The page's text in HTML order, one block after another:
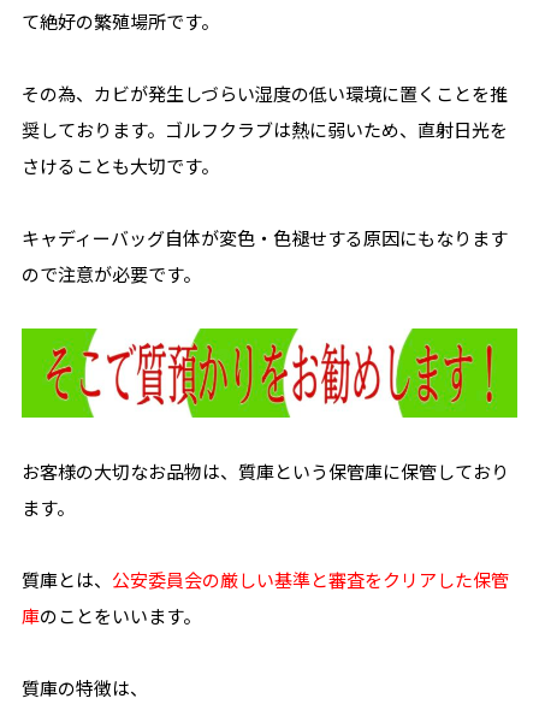
て絶好の繁殖場所です。
その為、カビが発生しづらい湿度の低い環境に置くことを推
奨しております。ゴルフクラブは熱に弱いため、直射日光を
さけることも大切です。
キャディーバッグ自体が変色・色褪せする原因にもなります
ので注意が必要です。
お客様の大切なお品物は、質庫という保管庫に保管しており
ます。
質庫とは、 公安委員会の厳しい基準と審査をクリアした保管
庫のことをいいます。
質庫の特徴は、